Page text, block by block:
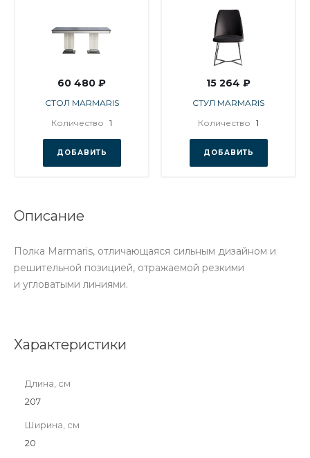
60 480 ₽
СТОЛ MARMARIS
Количество 1
ДОБАВИТЬ
15 264 ₽
СТУЛ MARMARIS
Количество 1
ДОБАВИТЬ
Описание
Полка Marmaris, отличающаяся сильным дизайном и
решительной позицией, отражаемой резкими
и угловатыми линиями.
Характеристики
Длина, см
207
Ширина, см
20